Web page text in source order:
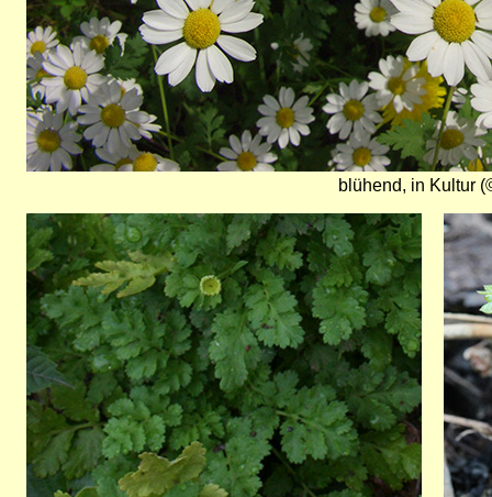
blühend, in Kultur
Bild
Bild